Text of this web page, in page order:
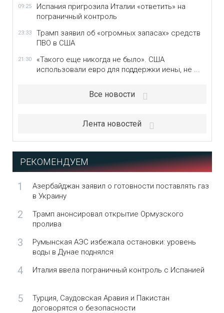
09:25
Испания пригрозила Италии «ответить» на
пограничный контроль
23:33
Трамп заявил об «огромных запасах» средств
ПВО в США
21:30
«Такого еще никогда не было». США
использовали евро для поддержки иены, не ...
Все новости
Лента новостей
РЕКОМЕНДУЕМ
1
Азербайджан заявил о готовности поставлять газ
в Украину
2
Трамп анонсировал открытие Ормузского
пролива
3
Румынская АЭС избежала остановки: уровень
воды в Дунае поднялся
4 Италия ввела пограничный контроль с Испанией
5
Турция, Саудовская Аравия и Пакистан
договорятся о безопасности